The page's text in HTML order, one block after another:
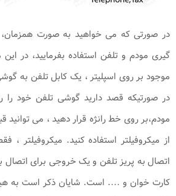
در صورتی که می خواهید به صورت همزمان،
موجود بر روی اسپلیتر ، یک کابل تلفن به
در صورتیکه قصد دارید گوشی تلفن خود را
مودم،بر روی خط رانژه قرار دهید ، می توانید
از میکروفیلتر استفاده کنید. میکروفیلتر ،
اتصال به پریز تلفن و یک خروجی برای اتصال
کارت خوان و …. است. شایان ذکر است به